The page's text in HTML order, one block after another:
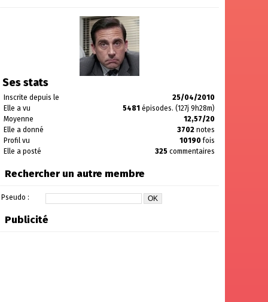
Ses stats
Inscrite depuis le
25/04/2010
Elle a vu
5481 épisodes. (127j 9h28m)
Moyenne
12,57/20
Elle a donné
3702 notes
Profil vu
10190fois
Elle a posté
325 commentaires
Rechercher un autre membre
Pseudo :
Publicité